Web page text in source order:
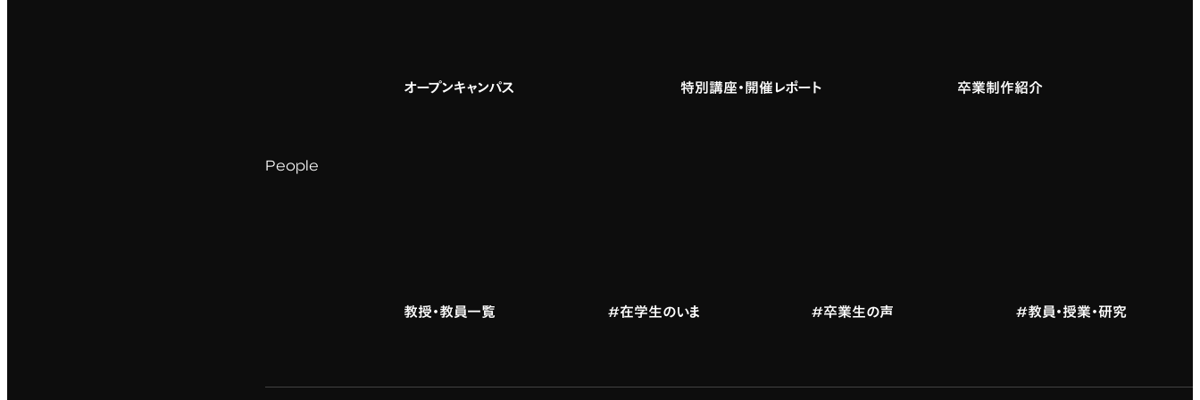
オープンキャンパス 特別講座・開催レポート 卒業制作紹介
People
教授・教員一覧 #在学生のいま #卒業生の声 #教員・授業・研究